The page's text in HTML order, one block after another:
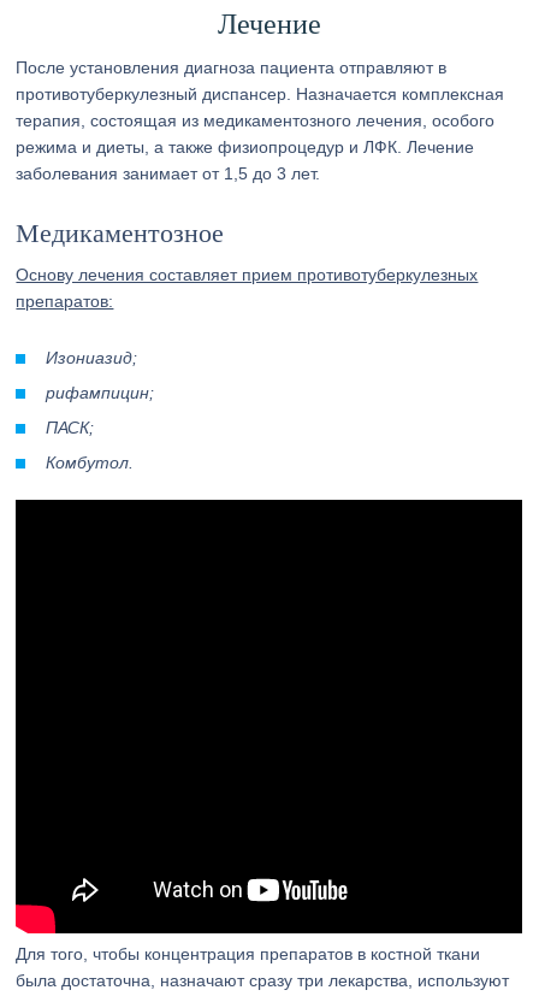
Лечение
После установления диагноза пациента отправляют в
противотуберкулезный диспансер. Назначается комплексная
терапия, состоящая из медикаментозного лечения, особого
режима и диеты, а также физиопроцедур и ЛФК. Лечение
заболевания занимает от 1,5 до 3 лет.
Медикаментозное
Основу лечения составляет прием противотуберкулезных
препаратов:
Изониазид;
рифампицин;
ПАСК;
Комбутол.
Для того, чтобы концентрация препаратов в костной ткани
была достаточна, назначают сразу три лекарства, используют